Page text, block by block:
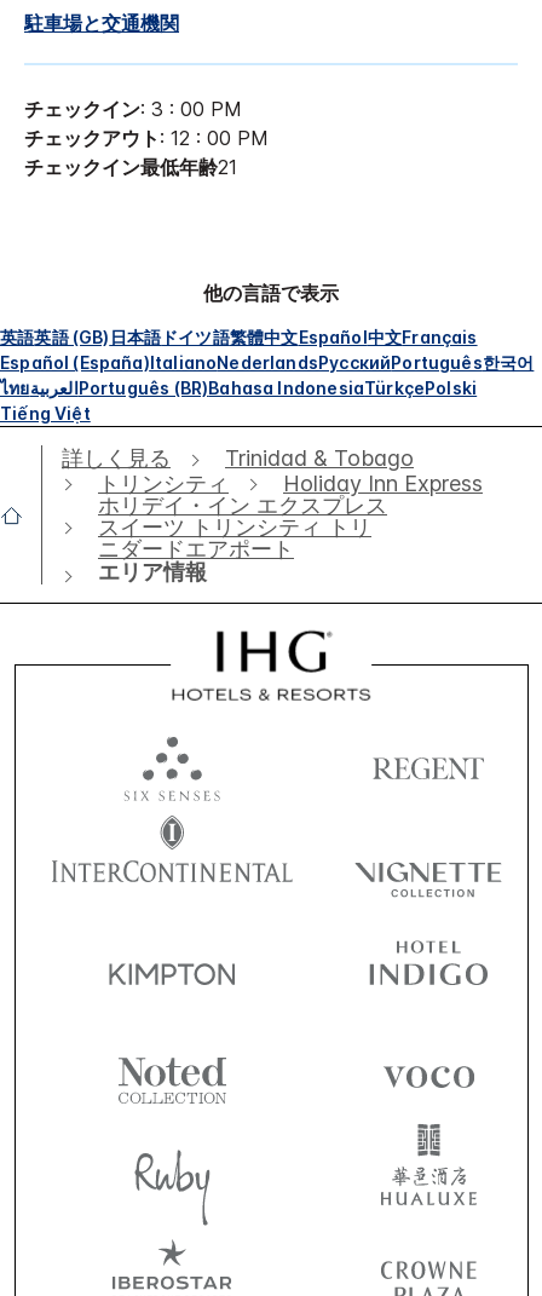
駐車場と交通機関
チェックイン: 3 : 00 PM
チェックアウト : 12 : 00 PM
チェックイン最低年齢21
他の言語で表示
英語英語 (GB) 日本語 ドイツ語繁體中文Español中文Français
Español (España)ItalianoNederlandsРусскийPortuguês한국어
ไทยالعربيةPortuguês (BR)Bahasa IndonesiaTürkçePolski
Tiếng Việt
詳しく見る
Trinidad & Tobago
トリンシティ
Holiday Inn Express
ホリデイ・イン エクスプレス
スイーツ トリンシティ トリ
ニダードエアポート
エリア情報